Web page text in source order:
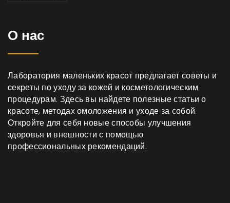
О нас
Лаборатория маленьких красот предлагает советы и
секреты по уходу за кожей и косметологическим
процедурам. Здесь вы найдете полезные статьи о
красоте, методах омоложения и уходе за собой.
Откройте для себя новые способы улучшения
здоровья и внешности с помощью
профессиональных рекомендаций.